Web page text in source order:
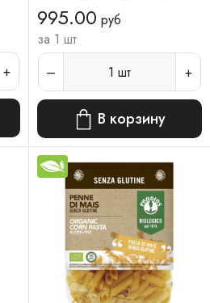
995.00 руб
за 1 шт
1 шт
В корзину